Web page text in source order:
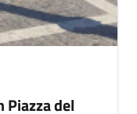
Piazza del